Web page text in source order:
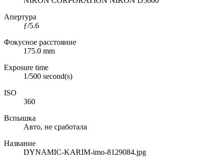
Апертура
ƒ/5.6
Фокусное расстояние
175.0 mm
Exposure time
1/500 second(s)
ISO
360
Вспышка
Авто, не сработала
Название
DYNAMIC-KARIM-imo-8129084.jpg